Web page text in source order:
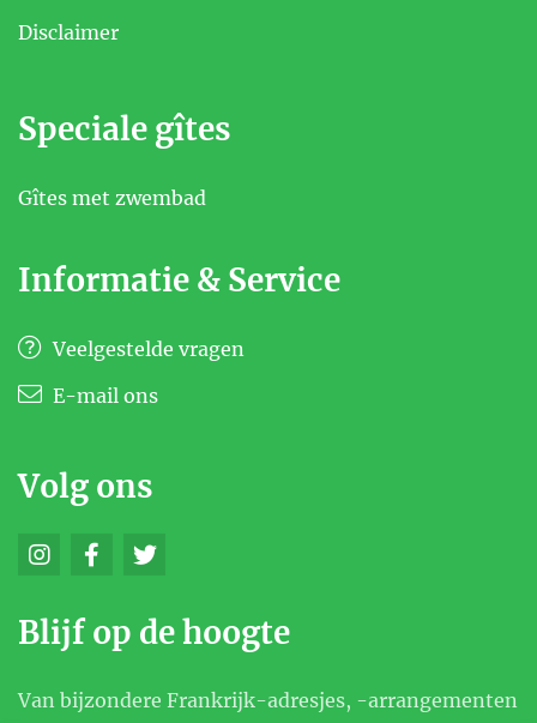
Disclaimer
Speciale gîtes
Gîtes met zwembad
Informatie & Service
Veelgestelde vragen
E-mail ons
Volg ons
Blijf op de hoogte
Van bijzondere Frankrijk-adresjes, -arrangementen